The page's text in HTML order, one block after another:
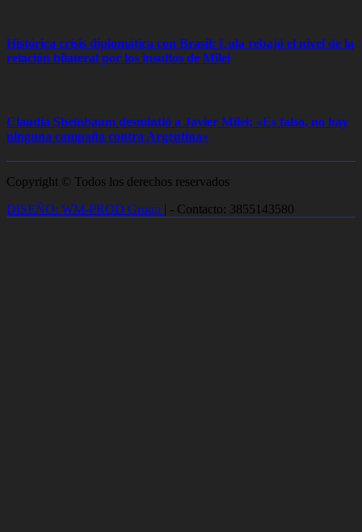
Histórica crisis diplomática con Brasil: Lula rebajó el nivel de la
relación bilateral por los insultos de Milei
Claudia Sheinbaum desmintió a Javier Milei: «Es falso, no hay
ninguna campaña contra Argentina»
Copyright © Todos los derechos reservados
DISEÑO: WM-PROD Group | - Contacto: 3855143580